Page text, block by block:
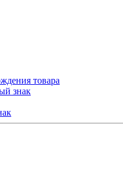
товара
знак